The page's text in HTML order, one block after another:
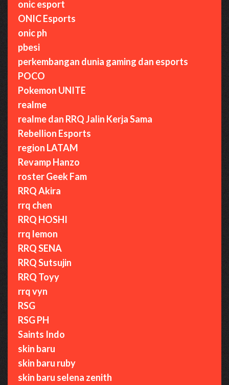
onic esport
ONIC Esports
onic ph
pbesi
perkembangan dunia gaming dan esports
POCO
Pokemon UNITE
realme
realme dan RRQ Jalin Kerja Sama
Rebellion Esports
region LATAM
Revamp Hanzo
roster Geek Fam
RRQ Akira
rrq chen
RRQ HOSHI
rrq lemon
RRQ SENA
RRQ Sutsujin
RRQ Toyy
rrq vyn
RSG
RSG PH
Saints Indo
skin baru
skin baru ruby
skin baru selena zenith